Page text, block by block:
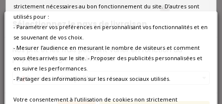
Sélectionnez le pays de livraison
Nos prix et les frais peuvent varier en fonction du
pays/de la région de livraison.
France métropolitaine
favorite_border
strictement nécessaires au bon fonctionnement du site. D’autres sont
utilisés pour :
- Paramétrer vos préférences en personnalisant vos fonctionnalités et en
se souvenant de vos choix.
- Mesurer l’audience en mesurant le nombre de visiteurs et comment
vous êtes arrivés sur le site. - Proposer des publicités personnalisées et
en suivre les performances.
- Partager des informations sur les réseaux sociaux utilisés.
Votre consentement à l’utilisation de cookies non strictement